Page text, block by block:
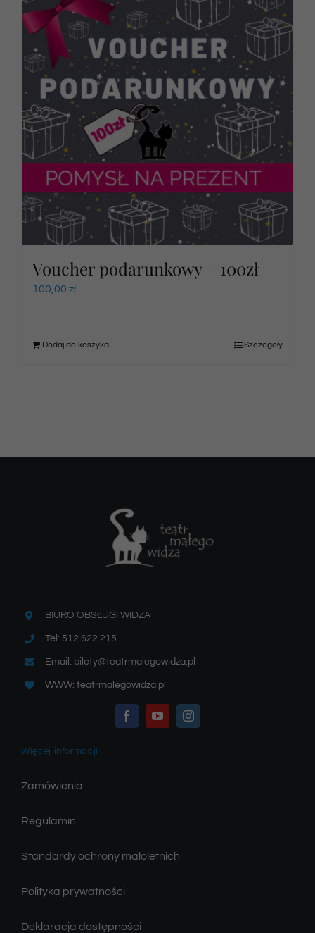
Voucher podarunkowy – 100zł
100,00 zł
Dodaj do koszyka Szczegóły
BIURO OBSŁUGI WIDZA
Tel: 512 622 215
Email: bilety@teatrmalegowidza.pl
WWW: teatrmalegowidza.pl
Więcej informacji
Zamówienia
Regulamin
Standardy ochrony małoletnich
Polityka prywatności
Deklaracja dostępności